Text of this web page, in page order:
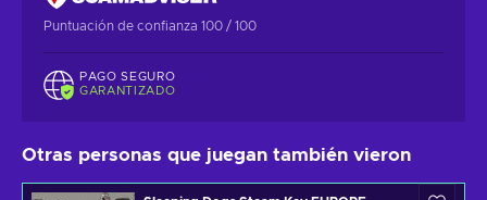
Puntuación de confianza 100 / 100
PAGO SEGURO
GARANTIZADO
Otras personas que juegan también vieron